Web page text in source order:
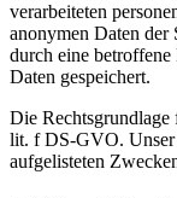
verarbeiteten
anonymen Daten der
durch eine betroffene
Daten gespeichert.
Die Rechtsgrundlage
lit. f DS-GVO. Unser
aufgelisteten